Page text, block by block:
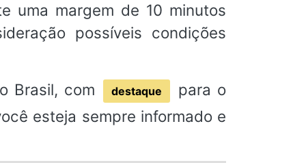
uma margem de 10 minutos
possíveis condições
Brasil, com
destaque
para o
esteja sempre informado e